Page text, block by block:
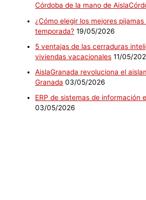
Córdoba de la mano de
¿Cómo elegir los mejores
temporada? 19/05/2026
5 ventajas de las cerraduras
viviendas vacacionales 11/05/
AislaGranada revoluciona el
Granada 03/05/2026
ERP de sistemas de información
03/05/2026